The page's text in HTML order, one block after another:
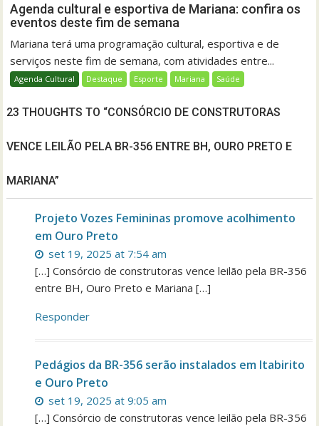
Agenda cultural e esportiva de Mariana: confira os
eventos deste fim de semana
Mariana terá uma programação cultural, esportiva e de
serviços neste fim de semana, com atividades entre...
Agenda Cultural Destaque Esporte Mariana Saúde
23 THOUGHTS TO “CONSÓRCIO DE CONSTRUTORAS
VENCE LEILÃO PELA BR-356 ENTRE BH, OURO PRETO E
MARIANA”
Projeto Vozes Femininas promove acolhimento
em Ouro Preto
set 19, 2025 at 7:54 am
[…] Consórcio de construtoras vence leilão pela BR-356
entre BH, Ouro Preto e Mariana […]
Responder
Pedágios da BR-356 serão instalados em Itabirito
e Ouro Preto
set 19, 2025 at 9:05 am
[…] Consórcio de construtoras vence leilão pela BR-356